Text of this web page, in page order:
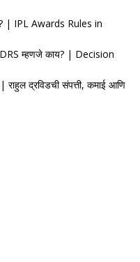
| IPL Awards Rules in
म्हणजे काय? | Decision
द्रविडची संपत्ती, कमाई आणि